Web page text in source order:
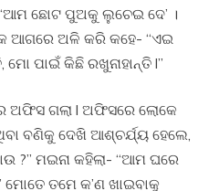
ଛୋଟ ପୁଅକୁ ଲୁଚେଇ ଦେ’ ।
ଆଗରେ ଅଳି କରି କହେ- “ଏଇ
ପାଇଁ କିଛି ରଖୁନାହାନ୍ତି l”
ଅଫିସ ଗଲା l ଅଫିସରେ ଲୋକେ
ବଣିକୁ ଦେଖି ଆଶ୍ଚର୍ଯ୍ୟ ହେଲେ,
?” ମଇନା କହିଲା- “ଆମ ଘରେ
ମୋତେ ତମେ କ’ଣ ଖାଇବାକୁ